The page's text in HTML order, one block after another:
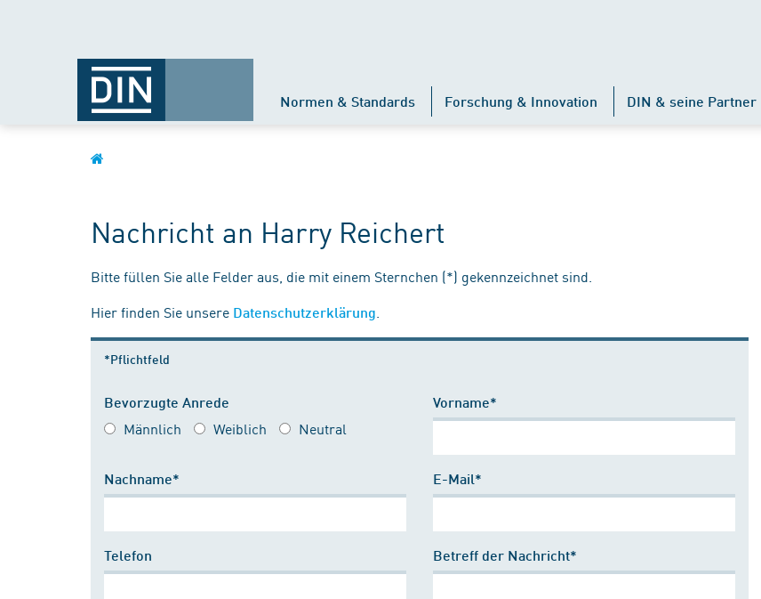
Normen & Standards Forschung & Innovation DIN & seine Partner
Nachricht an Harry Reichert
Bitte füllen Sie alle Felder aus, die mit einem Sternchen (*) gekennzeichnet sind.
Hier finden Sie unsere Datenschutzerklärung
*Pflichtfeld
Bevorzugte Anrede
Männlich Weiblich Neutral
Vorname*
Nachname* E-Mail*
Telefon Betreff der Nachricht*